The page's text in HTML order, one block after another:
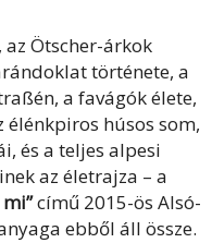
Ötscher-árkok
története, a
a favágók élete,
élénkpiros húsos som,
és a teljes alpesi
az életrajza – a
mi”című 2015-ös Alsó-
ebből áll össze.